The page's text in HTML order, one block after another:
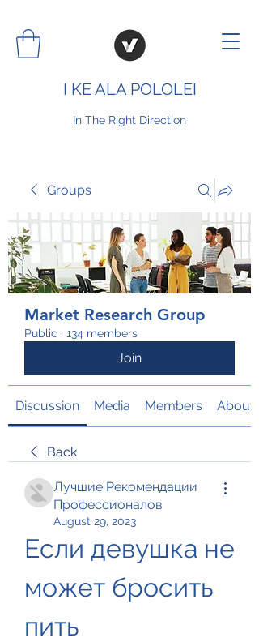
I KE ALA POLOLEI
In The Right Direction
Groups
Market Research Group
Public · 134 members
Join
Discussion Media Members About
Back
Лучшие Рекомендации
Профессионалов
August 29, 2023
Если девушка не
может бросить
пить